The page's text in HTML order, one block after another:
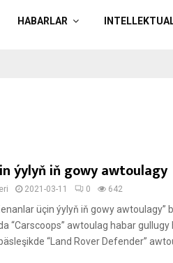
HABARLAR
ýylyň iň gowy awtoulagy
2021-03-11 0 642
üçin ýylyň iň gowy awtoulagy”
“Carscoops” awtoulag habar gullugy
“Land Rover Defender”